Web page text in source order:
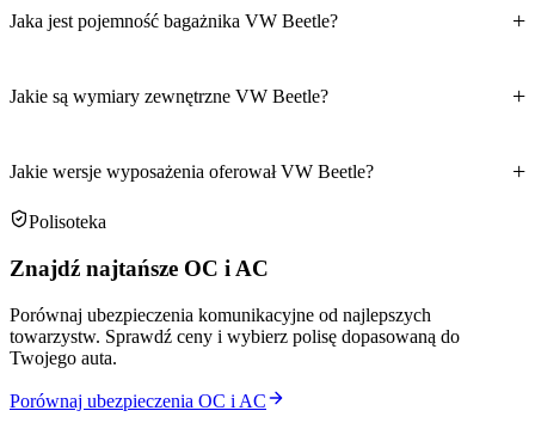
Jaka jest pojemność bagażnika VW Beetle?
Jakie są wymiary zewnętrzne VW Beetle?
Jakie wersje wyposażenia oferował VW Beetle?
Polisoteka
Znajdź najtańsze OC i AC
Porównaj ubezpieczenia komunikacyjne od najlepszych
towarzystw. Sprawdź ceny i wybierz polisę dopasowaną do
Twojego auta.
Porównaj ubezpieczenia OC i AC